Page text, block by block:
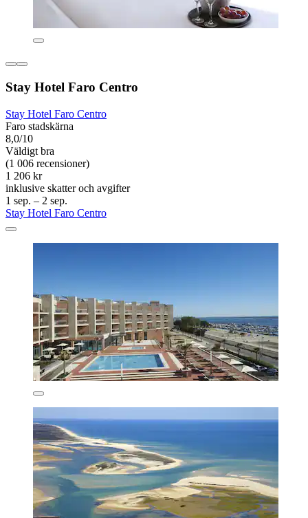
Stay Hotel Faro Centro
Stay Hotel Faro Centro
Faro stadskärna
8,0/10
Väldigt bra
(1 006 recensioner)
1 206 kr
inklusive skatter och avgifter
1 sep. – 2 sep.
Stay Hotel Faro Centro